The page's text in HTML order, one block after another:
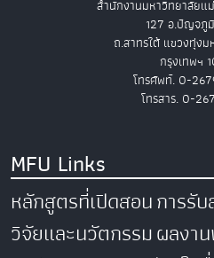
สำนักงานมหาวิทยาลัยแ
127 อ.ปัญจภู
ถ.สาทรใต้ แขวงทุ่งม
กรุงเทพฯ
โทรศัพท์. 0-
โทรสาร. 0-
MFU Links
หลักสูตรที่เปิดสอนการรั
วิจัยและนวัตกรรมผลงา